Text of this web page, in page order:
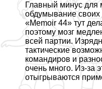
Главный минус для
обдумывание своих
«Memoir 44» тут
поэтому мозг
всей партии.
тактические
комaндиров и
очень много. Из-за
отыгрываются